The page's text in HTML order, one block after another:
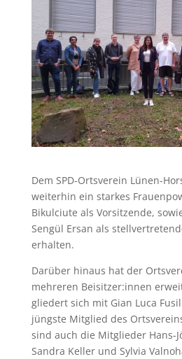
Dem SPD-Ortsverein Lünen-
weiterhin ein starkes
Bikulciute als Vorsitzende,
Sengül Ersan als
erhalten.
Darüber hinaus hat der
mehreren Beisitzer:innen
gliedert sich mit Gian Luca
jüngste Mitglied des
sind auch die Mitglieder Hans-
Sandra Keller und Sylvia